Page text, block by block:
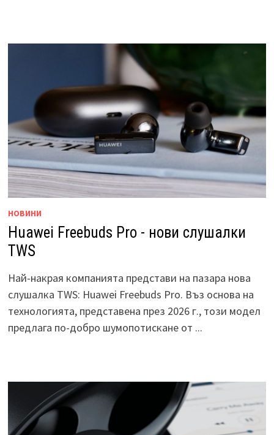
НОВИНИ
Huawei Freebuds Pro - нови слушалки
TWS
Най-накрая компанията представи на пазара нова
слушалка TWS: Huawei Freebuds Pro. Въз основа на
технологията, представена през 2026 г., този модел
предлага по-добро шумопотискане от ...